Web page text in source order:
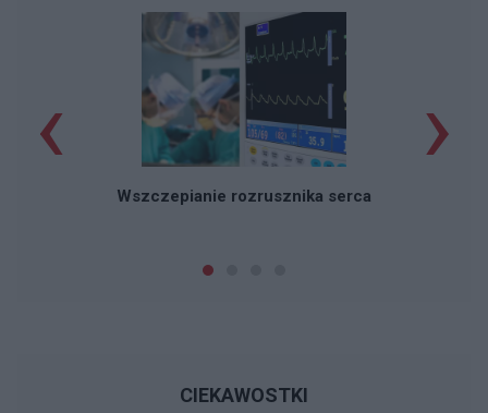
Wszczepianie rozrusznika serca
‹ ›
CIEKAWOSTKI